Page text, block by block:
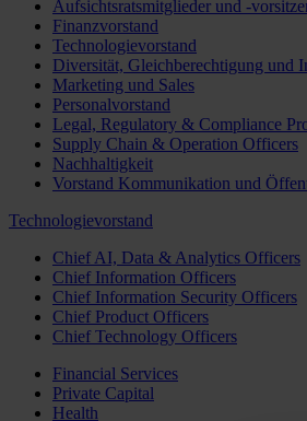
Aufsichtsratsmitglieder und -
Finanzvorstand
Technologievorstand
Diversität, Gleichberechtigung und
Marketing und Sales
Personalvorstand
Legal, Regulatory & Compliance
Supply Chain & Operation Officers
Nachhaltigkeit
Vorstand Kommunikation und
Technologievorstand
Chief AI, Data & Analytics Officers
Chief Information Officers
Chief Information Security Officers
Chief Product Officers
Chief Technology Officers
Financial Services
Private Capital
Health